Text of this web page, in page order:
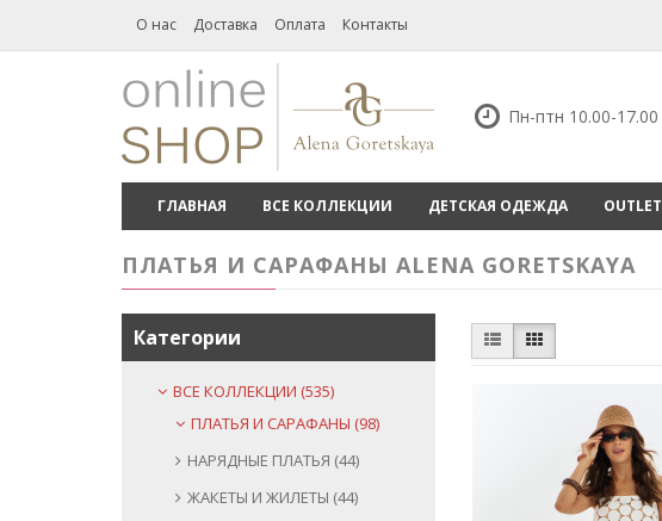
О нас Доставка Оплата Контакты
Пн-птн 10.00-17.00
ГЛАВНАЯ ВСЕ КОЛЛЕКЦИИ ДЕТСКАЯ ОДЕЖДА OUTLET
ПЛАТЬЯ И САРАФАНЫ ALENA GORETSKAYA
Категории
ВСЕ КОЛЛЕКЦИИ (535)
ПЛАТЬЯ И САРАФАНЫ (98)
НАРЯДНЫЕ ПЛАТЬЯ (44)
ЖАКЕТЫ И ЖИЛЕТЫ (44)